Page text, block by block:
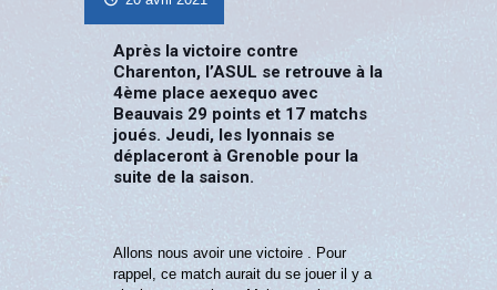
Après la victoire contre
Charenton, l’ASUL se retrouve à la
4ème place aexequo avec
Beauvais 29 points et 17 matchs
joués. Jeudi, les lyonnais se
déplaceront à Grenoble pour la
suite de la saison.
Allons nous avoir une victoire . Pour
rappel, ce match aurait du se jouer il y a